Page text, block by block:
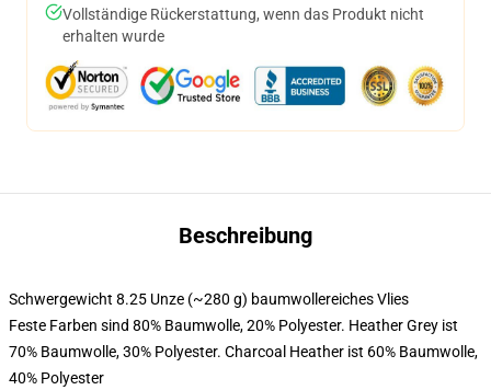
Vollständige Rückerstattung, wenn das Produkt nicht
erhalten wurde
Beschreibung
Schwergewicht 8.25 Unze (~280 g) baumwollereiches Vlies
Feste Farben sind 80% Baumwolle, 20% Polyester. Heather Grey ist
70% Baumwolle, 30% Polyester. Charcoal Heather ist 60% Baumwolle,
40% Polyester